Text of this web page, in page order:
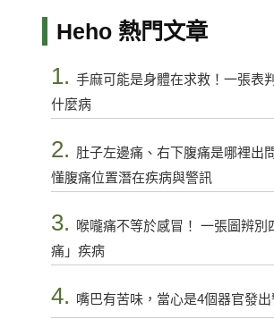
Heho 熱門文章
1. 手麻可能是身體在求救！一張表
什麼病
2. 肚子左邊痛、右下腹痛是哪裡出
懂腹痛位置潛在疾病與警訊
3.
喉嚨痛不等於感冒！ 一張圖辨別
痛」疾病
4. 嘴巴有苦味，當心是4個器官發出